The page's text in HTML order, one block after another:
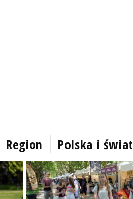
Region Polska i świat